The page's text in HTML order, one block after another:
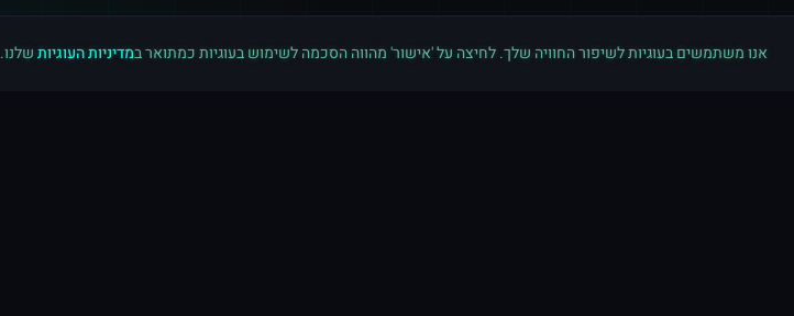
אנו משתמשים בעוגיות לשיפור החוויה שלך. לחיצה על 'אישור' מהווה הסכמה לשימוש בעוגיות כמתואר במדיניות העוגיותשלנו.